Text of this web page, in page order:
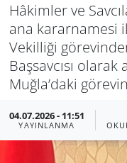
Hâkimler ve
ana kararnamesi
Vekilliği
Başsavcısı
Muğla’daki
04.07.2026 - 11:51
YAYINLANMA
Izmir
Kütahya